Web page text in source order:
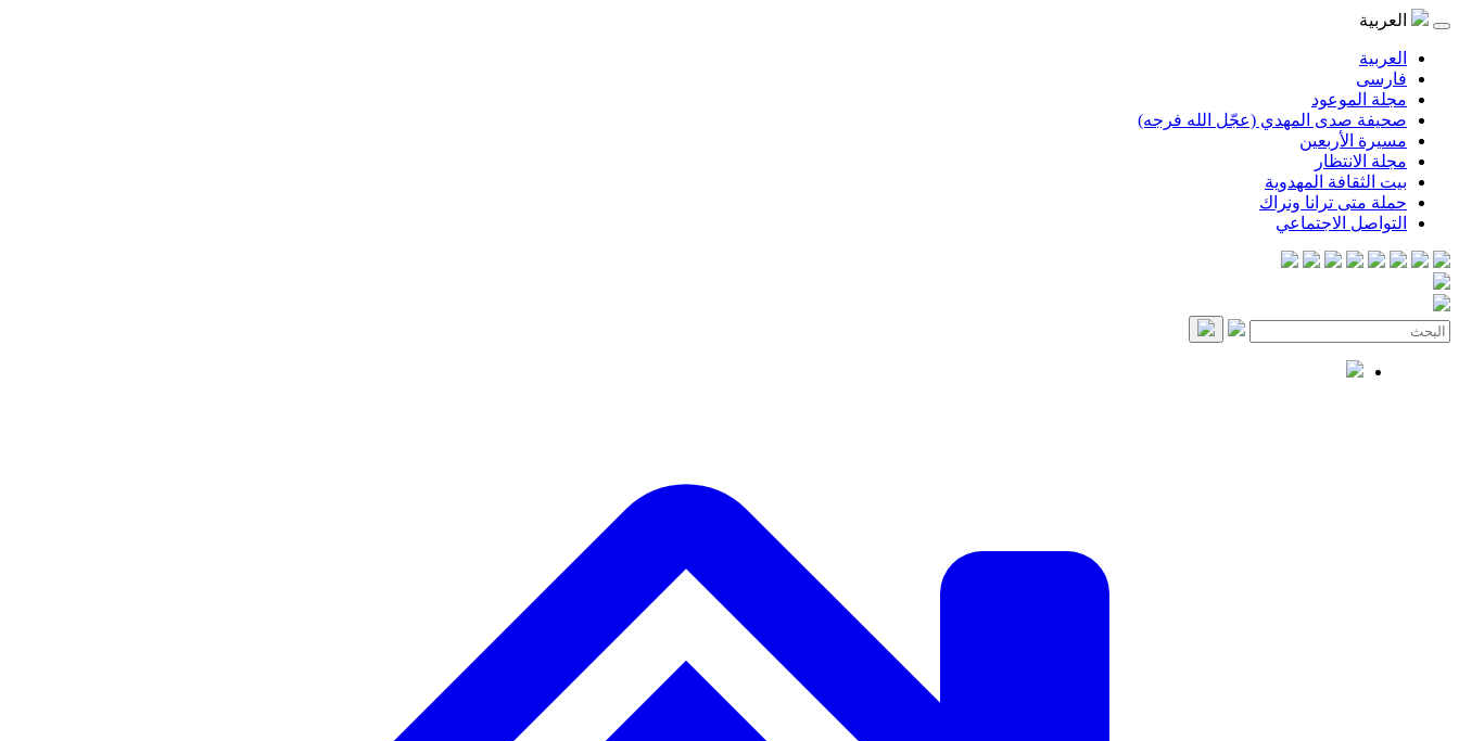
العربية
العربية
فارسی
مجلة الموعود
صحيفة صدى المهدي (عجّل الله فرجه)
مسيرة الأربعين
مجلة الانتظار
بيت الثقافة المهدوية
حملة متى ترانا ونراك
التواصل الاجتماعي